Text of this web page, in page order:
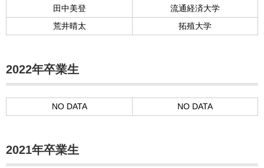
田中美登
流通経済大学
荒井晴太
拓殖大学
2022年卒業生
NO DATA NO DATA
2021年卒業生